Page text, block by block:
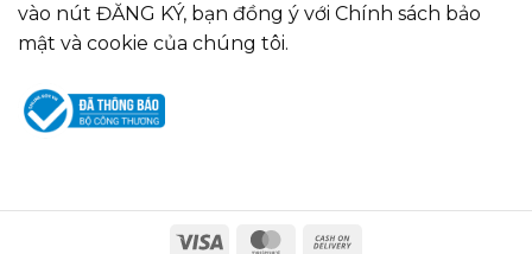
vào nút ĐĂNG KÝ, bạn đồng ý với Chính sách bảo
mật và cookie của chúng tôi.